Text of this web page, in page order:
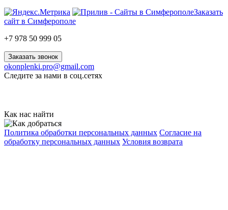
Заказать
сайт в Симферополе
+7 978 50 999 05
Заказать звонок
okonplenki.pro@gmail.com
Следите за нами в соц.сетях
Как нас найти
Политика обработки персональных данных Согласие на
обработку персональных данных Условия возврата